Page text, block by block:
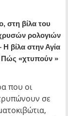
στη βίλα του
ρολογιών
Η βίλα στην Αγία
Πώς «χτυπούν »
που οι
σε